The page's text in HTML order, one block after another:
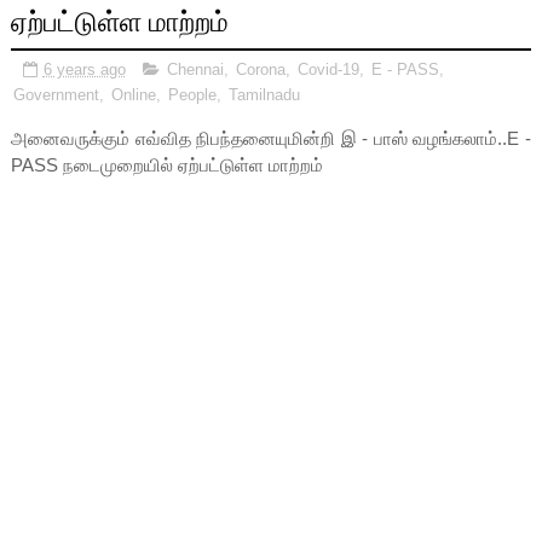
ஏற்பட்டுள்ள மாற்றம்
6 years ago Chennai Corona Covid-19, E - PASS
Government
Online, People, Tamilnadu
அனைவருக்கும் எவ்வித நிபந்தனையுமின்றி இ - பாஸ் வழங்கலாம்..E -
PASS நடைமுறையில் ஏற்பட்டுள்ள மாற்றம்